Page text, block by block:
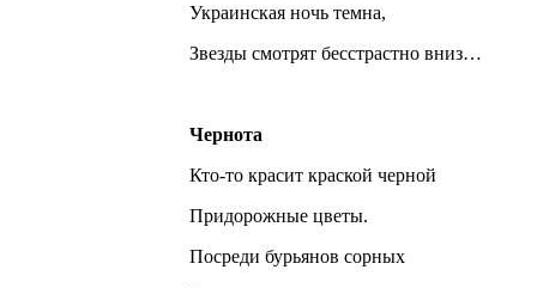
Украинская ночь темна,
Звезды смотрят бесстрастно вниз…
Чернота
Кто-то красит краской черной
Придорожные цветы.
Посреди бурьянов сорных